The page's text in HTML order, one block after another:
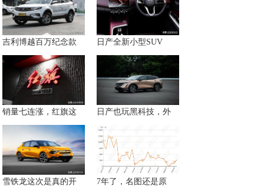
吉利博越百万纪念款 日产全新小型SUV
销量七连涨，红旗这 日产也玩黑科技，外
雪铁龙这次是真的开 7年了，名图还是原